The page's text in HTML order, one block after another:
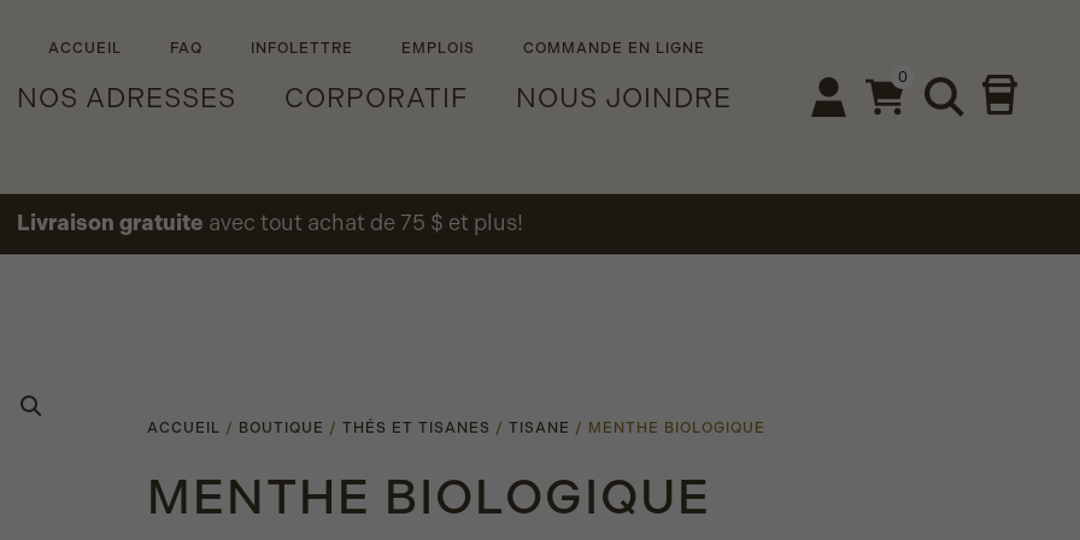
ACCUEIL FAQ INFOLETTRE EMPLOIS COMMANDE EN LIGNE
NOS ADRESSES CORPORATIF NOUS JOINDRE
0
Livraison gratuite avec tout achat de 75 $ et plus!
ACCUEIL / BOUTIQUE / THÉS ET TISANES / TISANE / MENTHE BIOLOGIQUE
MENTHE BIOLOGIQUE